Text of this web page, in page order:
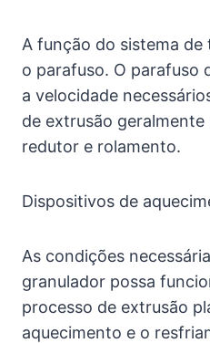
A função do sistema
o parafuso. O parafuso
a velocidade
de extrusão
redutor e rolamento.
Dispositivos de
As condições
granulador possa
processo de extrusão
aquecimento e o